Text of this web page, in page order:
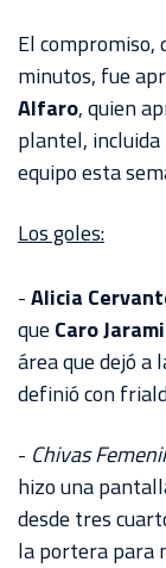
AKRON
TOUR
ESTADIO
AKRON
El compromiso,
minutos, fue
Alfaro, quien
plantel,
equipo esta
Los goles:
-Alicia
que Caro
área que dejó
definió con
- Chivas Femenil
hizo una
desde tres
la portera para